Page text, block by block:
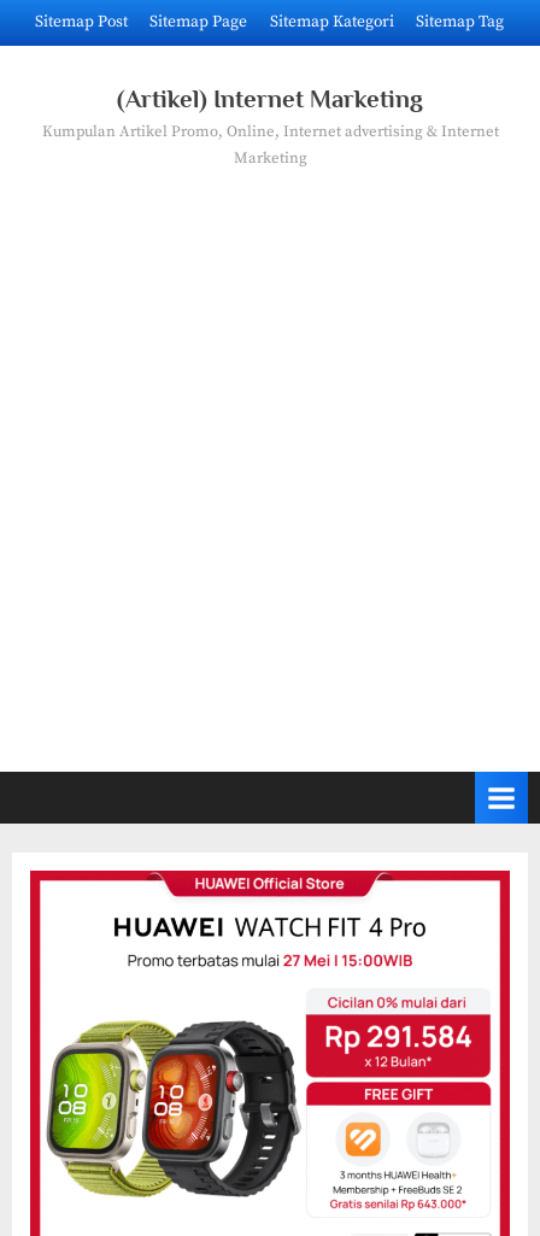
Skip
to
Sitemap Post Sitemap Page Sitemap Kategori Sitemap Tag
(Artikel) Internet Marketing
Kumpulan Artikel Promo, Online, Internet advertising & Internet
Marketing